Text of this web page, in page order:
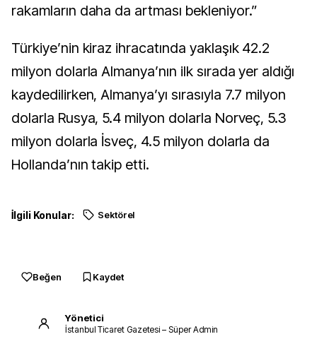
rakamların daha da artması bekleniyor.”
Türkiye’nin kiraz ihracatında yaklaşık 42.2
milyon dolarla Almanya’nın ilk sırada yer aldığı
kaydedilirken, Almanya’yı sırasıyla 7.7 milyon
dolarla Rusya, 5.4 milyon dolarla Norveç, 5.3
milyon dolarla İsveç, 4.5 milyon dolarla da
Hollanda’nın takip etti.
İlgili Konular: Sektörel
Beğen Kaydet
Yönetici
İstanbul Ticaret Gazetesi – Süper Admin